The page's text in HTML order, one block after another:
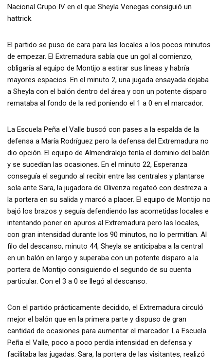
Nacional Grupo IV en el que Sheyla Venegas consiguió un
hattrick.
El partido se puso de cara para las locales a los pocos minutos
de empezar. El Extremadura sabía que un gol al comienzo,
obligaría al equipo de Montijo a estirar sus lineas y habría
mayores espacios. En el minuto 2, una jugada ensayada dejaba
a Sheyla con el balón dentro del área y con un potente disparo
remataba al fondo de la red poniendo el 1 a 0 en el marcador.
La Escuela Peña el Valle buscó con pases a la espalda de la
defensa a María Rodríguez pero la defensa del Extremadura no
dio opción. El equipo de Almendralejo tenía el dominio del balón
y se sucedían las ocasiones. En el minuto 22, Esperanza
conseguía el segundo al recibir entre las centrales y plantarse
sola ante Sara, la jugadora de Olivenza regateó con destreza a
la portera en su salida y marcó a placer. El equipo de Montijo no
bajó los brazos y seguía defendiendo las acometidas locales e
intentando poner en apuros al Extremadura pero las locales,
con gran intensidad durante los 90 minutos, no lo permitían. Al
filo del descanso, minuto 44, Sheyla se anticipaba a la central
en un balón en largo y superaba con un potente disparo a la
portera de Montijo consiguiendo el segundo de su cuenta
particular. Con el 3 a 0 se llegó al descanso.
Con el partido prácticamente decidido, el Extremadura circuló
mejor el balón que en la primera parte y dispuso de gran
cantidad de ocasiones para aumentar el marcador. La Escuela
Peña el Valle, poco a poco perdía intensidad en defensa y
facilitaba las jugadas. Sara, la portera de las visitantes, realizó